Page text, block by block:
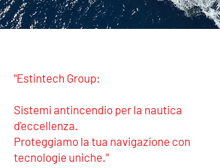
"Estintech Group:
Sistemi antincendio per la nautica
d'eccellenza.
Proteggiamo la tua navigazione con
tecnologie uniche."